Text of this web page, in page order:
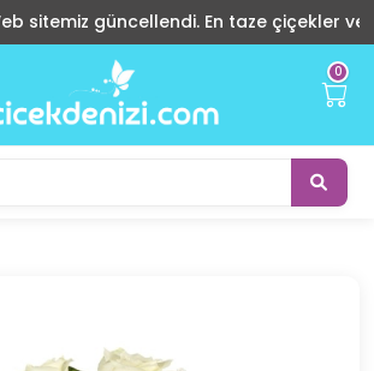
sitemiz güncellendi. En taze çiçekler ve
0